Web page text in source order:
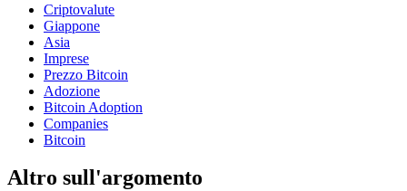
Criptovalute
Giappone
Asia
Imprese
Prezzo Bitcoin
Adozione
Bitcoin Adoption
Companies
Bitcoin
Altro sull'argomento